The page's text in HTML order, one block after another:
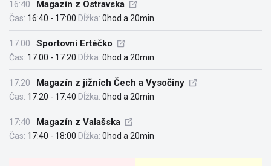
16:40 Magazín z Ostravska
Čas: 16:40 - 17:00 Dĺžka: 0hod a 20min
17:00 Sportovní Ertéčko
Čas: 17:00 - 17:20 Dĺžka: 0hod a 20min
17:20 Magazín z jižních Čech a Vysočiny
Čas: 17:20 - 17:40 Dĺžka: 0hod a 20min
17:40 Magazín z Valašska
Čas: 17:40 - 18:00 Dĺžka: 0hod a 20min